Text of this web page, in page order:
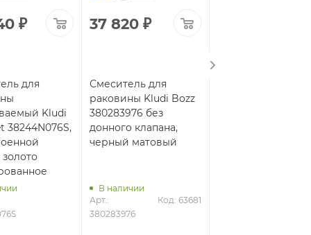
₽
для
Kludi
38244N076S,
37 820 ₽
Смеситель для
раковины Kludi Bozz
380283976 без
донного клапана,
черный матовый
В наличии
Арт.:
380283976
Код: 63681